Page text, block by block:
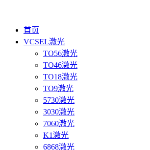
首页
VCSEL激光
TO56激光
TO46激光
TO18激光
TO9激光
5730激光
3030激光
7060激光
K1激光
6868激光